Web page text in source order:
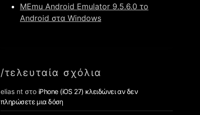
MEmu Android Emulator 9.5.6.0 το
Android στα Windows
/τελευταία σχόλια
elias nt στο iPhone (iOS 27) κλειδώνει αν δεν
πληρώσετε μια δόση